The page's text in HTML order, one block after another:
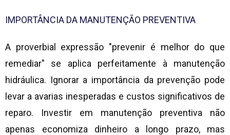
IMPORTÂNCIA DA MANUTENÇÃO PREVENTIVA
A proverbial expressão "prevenir é melhor do que
remediar" se aplica perfeitamente à manutenção
hidráulica. Ignorar a importância da prevenção pode
levar a avarias inesperadas e custos significativos de
reparo. Investir em manutenção preventiva não
apenas economiza dinheiro a longo prazo, mas